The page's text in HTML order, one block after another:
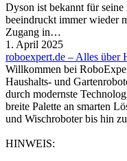
Dyson ist bekannt für
beeindruckt immer wieder
Zugang in…
1. April 2025
roboexpert.de – Alles über
Willkommen bei
Haushalts- und
durch modernste
breite Palette an smarten
und Wischroboter bis hin
HINWEIS: